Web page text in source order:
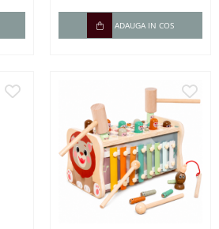
muzicaleADAUGA IN COS